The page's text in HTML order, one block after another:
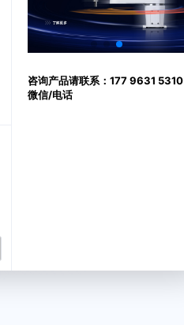
咨询产品请联系：177 9631 5310
微信/电话